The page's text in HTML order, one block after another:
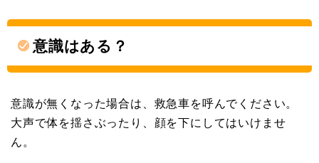
意識はある？
意識が無くなった場合は、救急車を呼んでください。
大声で体を揺さぶったり、顔を下にしてはいけませ
ん。